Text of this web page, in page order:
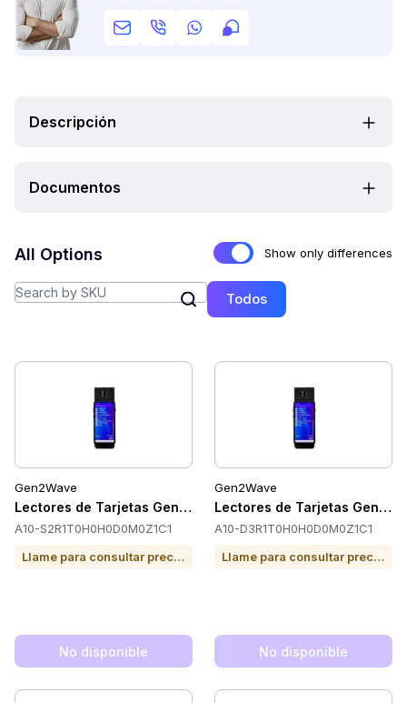
Descripción
Documentos
Show only differences
All Options
Todos
Gen2Wave
Lectores de Tarjetas Gen2Wave A10-S2R1T0H0H0D0M0Z1C1
A10-S2R1T0H0H0D0M0Z1C1
Llame para consultar precio o para comprar
No disponible
Gen2Wave
Lectores de Tarjetas
A10-D3R1T0H0H0D0M0Z1C1
Llame para consultar precio o para comprar
No disponible